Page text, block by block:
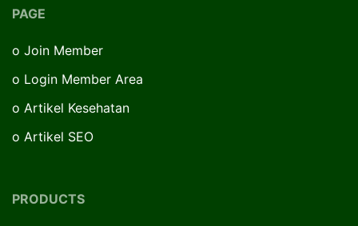
PAGE
o Join Member
o Login Member Area
o Artikel Kesehatan
o Artikel SEO
PRODUCTS